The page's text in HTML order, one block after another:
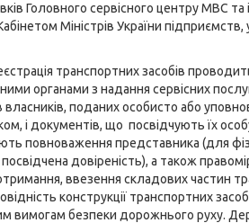
Головного сервісного центру МВС та
Міністрів України підприємств,
транспортних засобів
органами з надання сервісних
власників, поданих особисто або
і документів, що посвідчують їх
повноваження представника (для
довіреність), а також
ввезення складових частин
конструкції транспортних
вимогам безпеки дорожнього руху.